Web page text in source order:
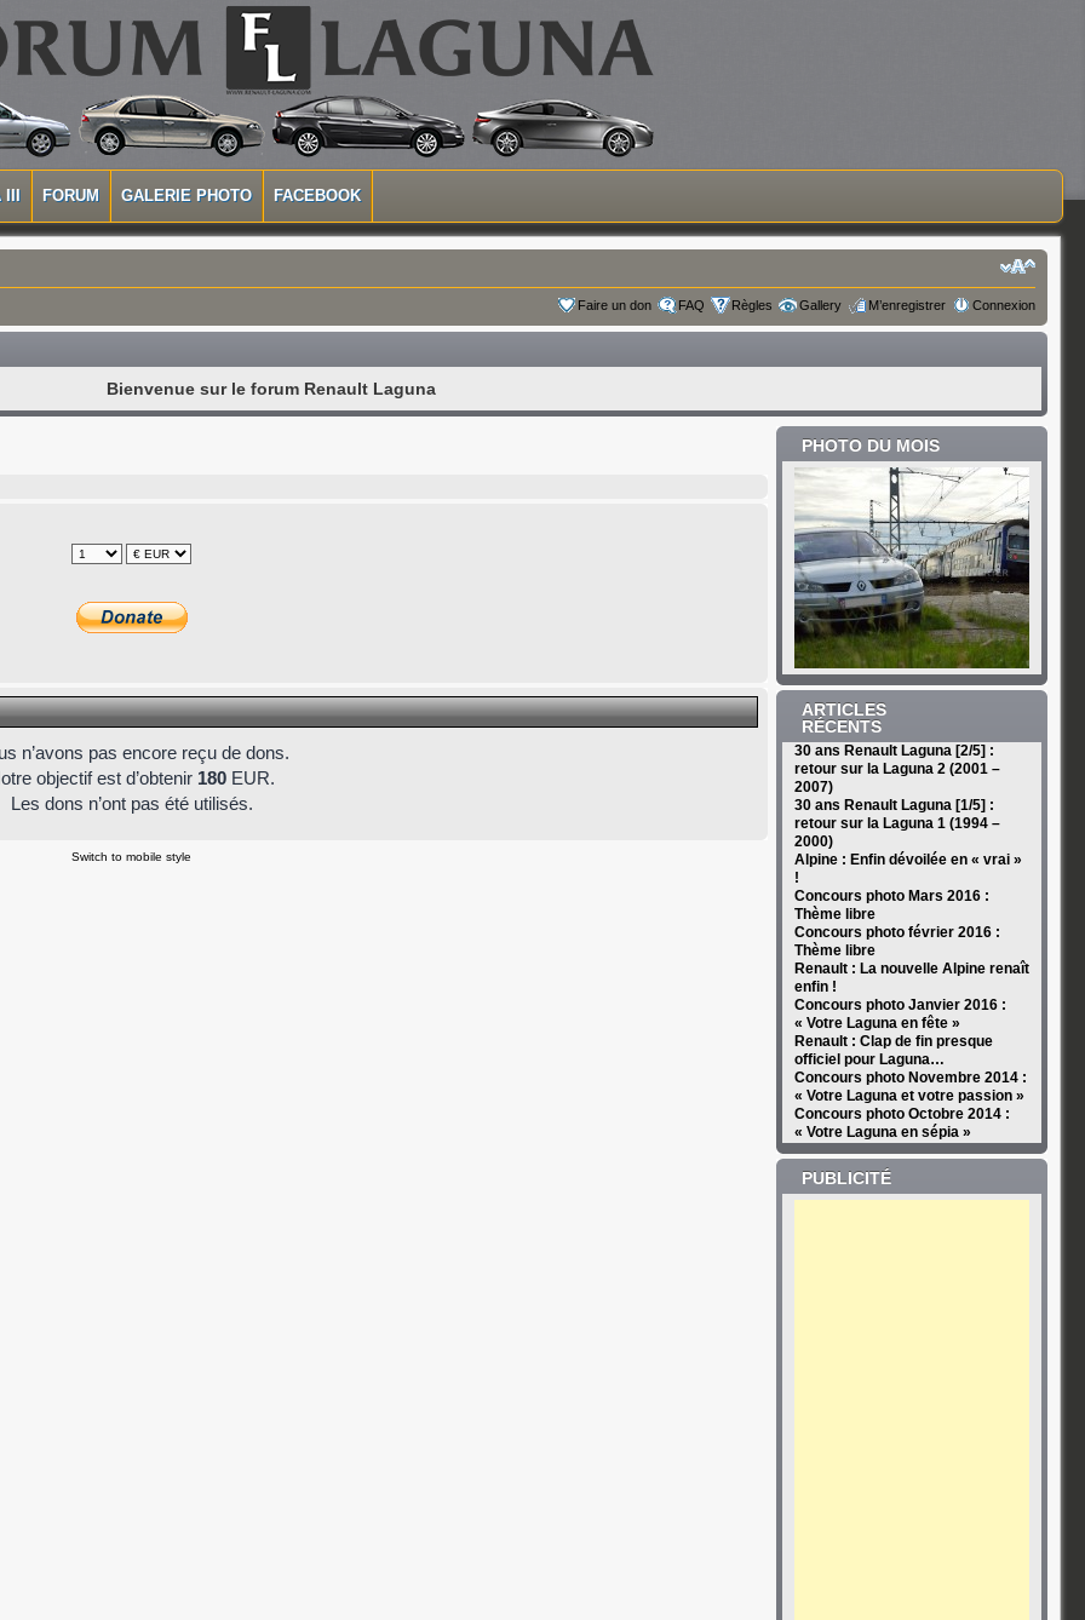
III FORUM GALERIE PHOTO FACEBOOK
Faire un don FAQ Règles Gallery M’enregistrer Connexion
Bienvenue sur le forum Renault Laguna
n’avons pas encore reçu de dons.
objectif est d’obtenir 180 EUR.
Les dons n’ont pas été utilisés.
Switch to mobile style
PHOTO DU MOIS
ARTICLES
RÉCENTS
30 ans Renault Laguna [2/5] :
retour sur la Laguna 2 (2001 –
2007)
30 ans Renault Laguna [1/5] :
retour sur la Laguna 1 (1994 –
2000)
Alpine : Enfin dévoilée en « vrai »
!
Concours photo Mars 2016 :
Thème libre
Concours photo février 2016 :
Thème libre
Renault : La nouvelle Alpine renaît
enfin !
Concours photo Janvier 2016 :
« Votre Laguna en fête »
Renault : Clap de fin presque
officiel pour Laguna…
Concours photo Novembre 2014 :
« Votre Laguna et votre passion »
Concours photo Octobre 2014 :
« Votre Laguna en sépia »
PUBLICITÉ